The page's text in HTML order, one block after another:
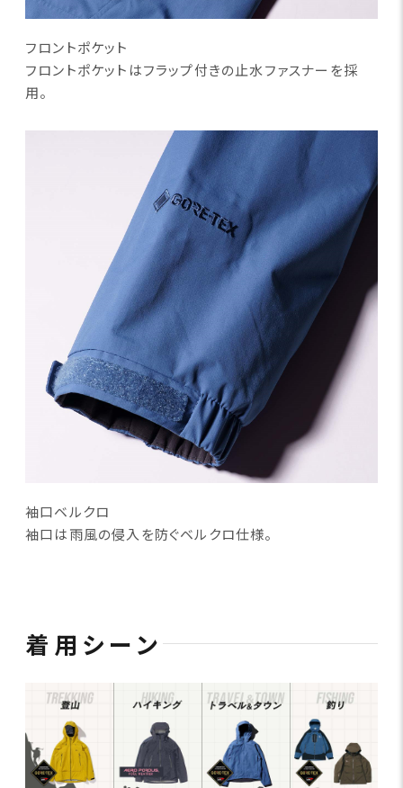
フロントポケット
フロントポケットはフラップ付きの止水ファスナーを採
用。
袖口ベルクロ
袖口は雨風の侵入を防ぐベルクロ仕様。
着用シーン